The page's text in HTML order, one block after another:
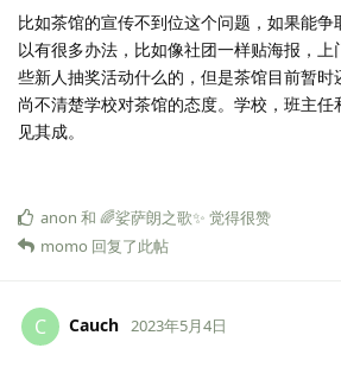
比如茶馆的宣传不到位这个问题，如果能
以有很多办法，比如像社团一样贴海报，
些新人抽奖活动什么的，但是茶馆目前暂
尚不清楚学校对茶馆的态度。学校，班主
见其成。
anon 和 🌈娑萨朗之歌✨ 觉得很赞
momo 回复了此帖
C Cauch 2023年5月4日